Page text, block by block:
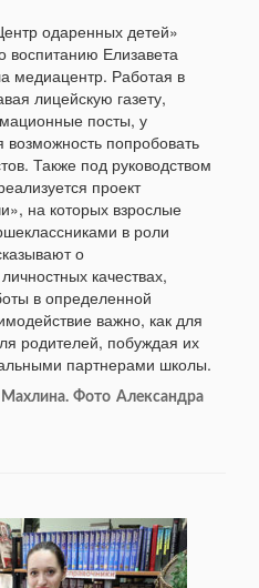
одаренных детей»
воспитанию Елизавета
медиацентр. Работая в
лицейскую газету,
посты, у
возможность попробовать
Также под руководством
проект
на которых взрослые
в роли
о
качествах,
в определенной
важно, как для
родителей, побуждая их
партнерами школы.
Фото Александра